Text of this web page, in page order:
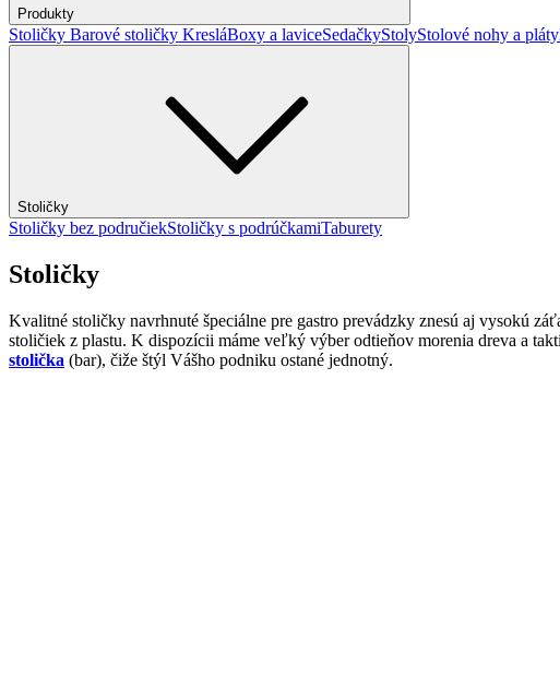
Produkty
Stoličky Barové stoličky KresláBoxy a laviceSedačkyStolyStolové nohy a pláty
Stoličky
Stoličky bez područiekStoličky s podrúčkamiTaburety
Stoličky
Kvalitné stoličky navrhnuté špeciálne pre gastro prevádzky znesú aj vysokú
stoličiek z plastu. K dispozícii máme veľký výber odtieňov morenia dreva a
stolička (bar), čiže štýl Vášho podniku ostané jednotný.